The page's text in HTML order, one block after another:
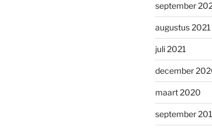
september
augustus 2021
juli 2021
december
maart 2020
september